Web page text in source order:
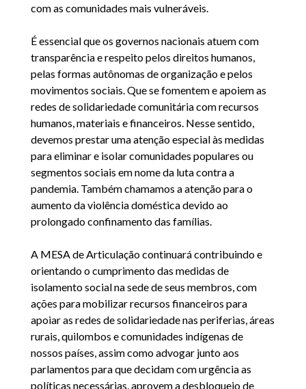
com as comunidades mais vulneráveis.
É essencial que os governos nacionais atuem com
transparência e respeito pelos direitos humanos,
pelas formas autônomas de organização e pelos
movimentos sociais. Que se fomentem e apoiem as
redes de solidariedade comunitária com recursos
humanos, materiais e financeiros. Nesse sentido,
devemos prestar uma atenção especial às medidas
para eliminar e isolar comunidades populares ou
segmentos sociais em nome da luta contra a
pandemia. Também chamamos a atenção para o
aumento da violência doméstica devido ao
prolongado confinamento das famílias.
A MESA de Articulação continuará contribuindo e
orientando o cumprimento das medidas de
isolamento social na sede de seus membros, com
ações para mobilizar recursos financeiros para
apoiar as redes de solidariedade nas periferias, áreas
rurais, quilombos e comunidades indígenas de
nossos países, assim como advogar junto aos
parlamentos para que decidam com urgência as
políticas necessárias, aprovem a desbloqueio de